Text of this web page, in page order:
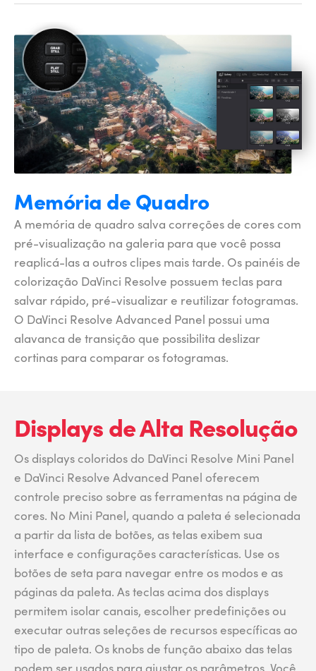
Memória de Quadro
A memória de quadro salva correções de cores com
pré-visualização na galeria para que você possa
reaplicá-las a outros clipes mais tarde. Os painéis de
colorização DaVinci Resolve possuem teclas para
salvar rápido, pré-visualizar e reutilizar fotogramas.
O DaVinci Resolve Advanced Panel possui uma
alavanca de transição que possibilita deslizar
cortinas para comparar os fotogramas.
Displays de Alta Resolução
Os displays coloridos do DaVinci Resolve Mini Panel
e DaVinci Resolve Advanced Panel oferecem
controle preciso sobre as ferramentas na página de
cores. No Mini Panel, quando a paleta é selecionada
a partir da lista de botões, as telas exibem sua
interface e configurações características. Use os
botões de seta para navegar entre os modos e as
páginas da paleta. As teclas acima dos displays
permitem isolar canais, escolher predefinições ou
executar outras seleções de recursos específicas ao
tipo de paleta. Os knobs de função abaixo das telas